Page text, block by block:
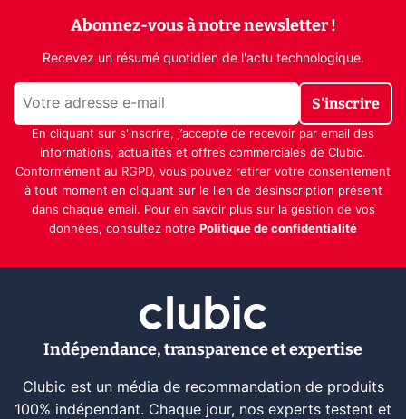
Abonnez-vous à notre newsletter !
Recevez un résumé quotidien de l'actu technologique.
S'inscrire
En cliquant sur s'inscrire, j’accepte de recevoir par email des
informations, actualités et offres commerciales de Clubic.
Conformément au RGPD, vous pouvez retirer votre consentement
à tout moment en cliquant sur le lien de désinscription présent
dans chaque email. Pour en savoir plus sur la gestion de vos
données, consultez notre Politique de confidentialité
Indépendance, transparence et expertise
Clubic est un média de recommandation de produits
100% indépendant. Chaque jour, nos experts testent et